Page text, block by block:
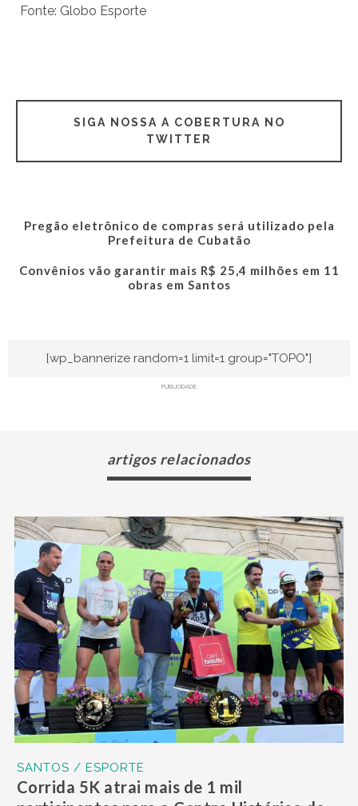
Fonte: Globo Esporte
SIGA NOSSA A COBERTURA NO
TWITTER
Pregão eletrônico de compras será utilizado pela
Prefeitura de Cubatão
Convênios vão garantir mais R$ 25,4 milhões em 11
obras em Santos
[wp_bannerize random=1 limit=1 group="TOPO"]
PUBLICIDADE
artigos relacionados
SANTOS / ESPORTE
Corrida 5K atrai mais de 1 mil